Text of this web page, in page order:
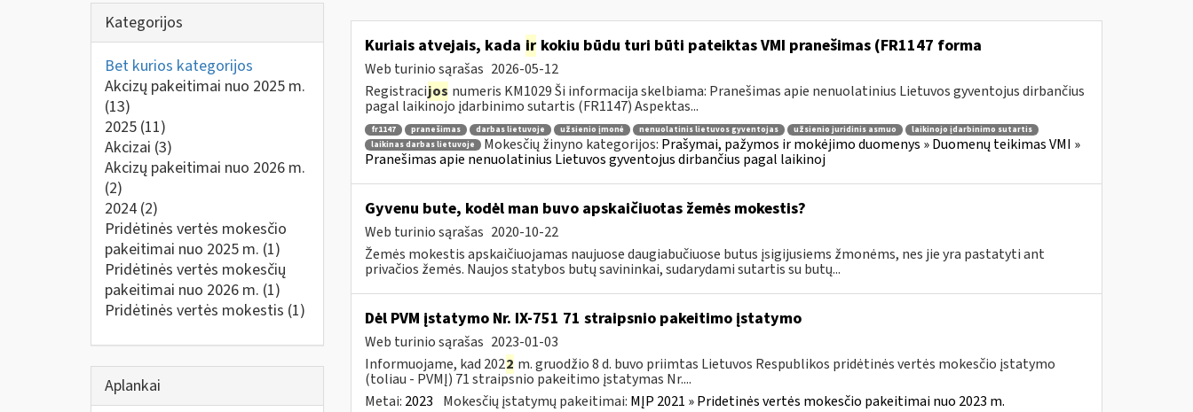
Kategorijos
Bet kurios kategorijos
Akcizų pakeitimai nuo 2025 m.
(13)
2025 (11)
Akcizai (3)
Akcizų pakeitimai nuo 2026 m.
(2)
2024 (2)
Pridėtinės vertės mokesčio
pakeitimai nuo 2025 m. (1)
Pridėtinės vertės mokesčių
pakeitimai nuo 2026 m. (1)
Pridėtinės vertės mokestis (1)
Aplankai
Kuriais atvejais, kada irkokiu būdu turi būti pateiktas VMI pranešimas (FR1147 forma
Web turinio sąrašas 2026-05-12
Registracijos numeris KM1029 Ši informacija skelbiama: Pranešimas apie nenuolatinius Lietuvos gyventojus dirbančius
pagal laikinojo įdarbinimo sutartis (FR1147) Aspektas...
fr1147 pranešimas darbas lietuvoje užsienio įmonė nenuolatinis lietuvos gyventojas užsienio juridinis asmuo
laikinojo įdarbinimo sutartis
laikinas darbas lietuvoje
Mokesčių žinyno kategorijos: Prašymai, pažymos ir mokėjimo duomenys » Duomenų teikimas VMI »
Pranešimas apie nenuolatinius Lietuvos gyventojus dirbančius pagal laikinoj
Gyvenu bute, kodėl man buvo apskaičiuotas žemės mokestis?
Web turinio sąrašas 2020-10-22
Žemės mokestis apskaičiuojamas naujuose daugiabučiuose butus įsigijusiems žmonėms, nes jie yra pastatyti ant
privačios žemės. Naujos statybos butų savininkai, sudarydami sutartis su butų...
Dėl PVM įstatymo Nr. IX-751 71 straipsnio pakeitimo įstatymo
Web turinio sąrašas 2023-01-03
Informuojame, kad 2022 m. gruodžio 8 d. buvo priimtas Lietuvos Respublikos pridėtinės vertės mokesčio įstatymo
(toliau ­- PVMĮ) 71 straipsnio pakeitimo įstatymas Nr....
Metai: 2023 Mokesčių įstatymų pakeitimai: MĮP 2021 » Pridetinės vertės mokesčio pakeitimai nuo 2023 m.